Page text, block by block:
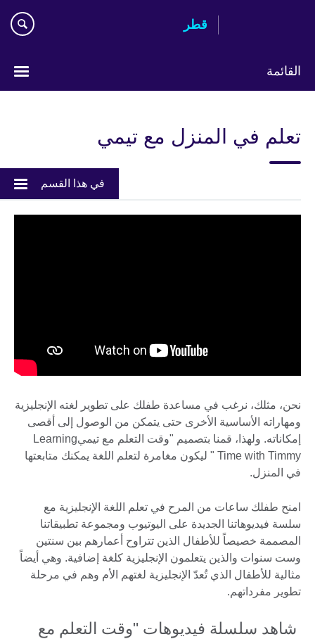
قطر
القائمة
تعلم في المنزل مع تيمي
في هذا القسم
نحن، مثلك، نرغب في مساعدة طفلك على تطوير لغته الإنجليزية
ومهاراته الأساسية الأخرى حتى يتمكن من الوصول إلى أقصى
إمكاناته. ولهذا، قمنا بتصميم "وقت التعلم مع تيميLearning
Time with Timmy " ليكون مغامرة لتعلم اللغة يمكنك متابعتها
في المنزل.
امنح طفلك ساعات من المرح في تعلم اللغة الإنجليزية مع
سلسة فيديوهاتنا الجديدة على اليوتيوب ومجموعة تطبيقاتنا
المصممة خصيصاً للأطفال الذين تتراوح أعمارهم بين سنتين
وست سنوات والذين يتعلمون الإنجليزية كلغة إضافية. وهي أيضاً
مثالية للأطفال الذي تُعدّ الإنجليزية لغتهم الأم وهم في مرحلة
تطوير مفرداتهم.
شاهد سلسلة فيديوهات "وقت التعلم مع